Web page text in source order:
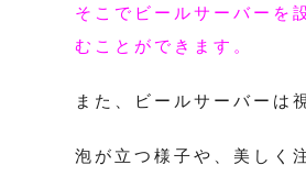
そこでビールサーバーを
むことができます。
また、ビールサーバーは
泡が立つ様子や、美しく